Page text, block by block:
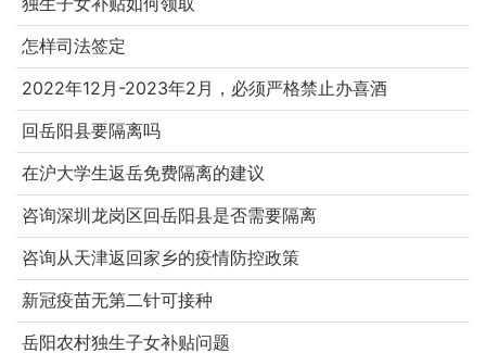
怎样司法签定
2022年12月-2023年2月，必须严格禁止办喜酒
回岳阳县要隔离吗
在沪大学生返岳免费隔离的建议
咨询深圳龙岗区回岳阳县是否需要隔离
咨询从天津返回家乡的疫情防控政策
新冠疫苗无第二针可接种
岳阳农村独生子女补贴问题